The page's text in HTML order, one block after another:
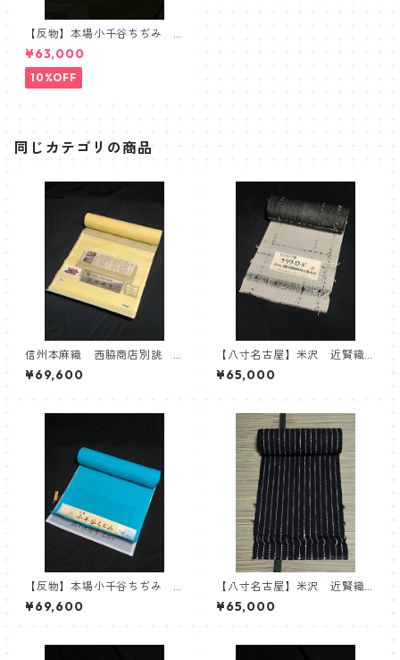
【反物】本場小千谷ちぢみ
吉新織物 小千谷縮 チェッ
ク ブルー イエロー グレ
ー
¥63,000
10%OFF
同じカテゴリの商品
信州本麻織 西脇商店別誂
信州麻布 会信織物 麻100%
¥69,600
【八寸名古屋】米沢 近賢織
物 B反 おしゃれ八寸帯 フ
ラワーロード モノクロ
¥65,000
【反物】本場小千谷ちぢみ
杉山織物 小千谷縮 ターコ
イズ 水色
¥69,600
【八寸名古屋】米沢 近賢織
物 おしゃれ八寸帯 流星
¥65,000